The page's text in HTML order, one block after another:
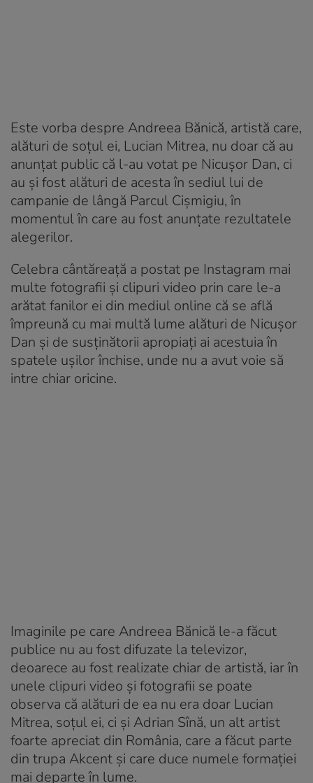
Este vorba despre Andreea Bănică, artistă care,
alături de soțul ei, Lucian Mitrea, nu doar că au
anunțat public că l-au votat pe Nicușor Dan, ci
au și fost alături de acesta în sediul lui de
campanie de lângă Parcul Cișmigiu, în
momentul în care au fost anunțate rezultatele
alegerilor.
Celebra cântăreață a postat pe Instagram mai
multe fotografii și clipuri video prin care le-a
arătat fanilor ei din mediul online că se află
împreună cu mai multă lume alături de Nicușor
Dan și de susținătorii apropiați ai acestuia în
spatele ușilor închise, unde nu a avut voie să
intre chiar oricine.
Imaginile pe care Andreea Bănică le-a făcut
publice nu au fost difuzate la televizor,
deoarece au fost realizate chiar de artistă, iar în
unele clipuri video și fotografii se poate
observa că alături de ea nu era doar Lucian
Mitrea, soțul ei, ci și Adrian Sînă, un alt artist
foarte apreciat din România, care a făcut parte
din trupa Akcent și care duce numele formației
mai departe în lume.